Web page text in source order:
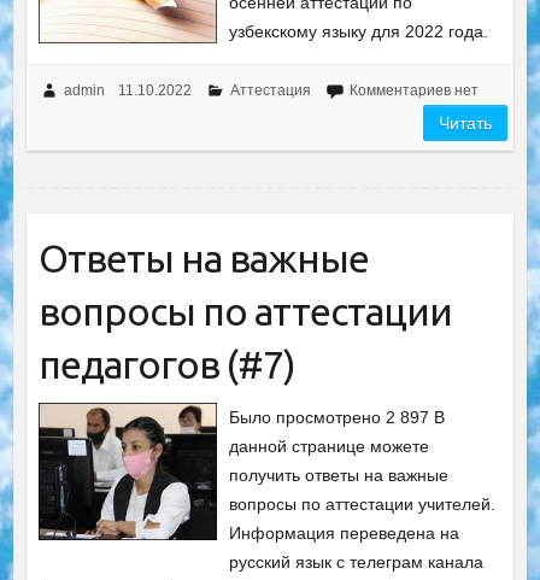
узбекскому языку для 2022 года.
admin 11.10.2022 Аттестация Комментариев нет
Читать
Ответы на важные
вопросы по аттестации
педагогов (#7)
Было просмотрено 2 897 В
данной странице можете
получить ответы на важные
вопросы по аттестации учителей.
Информация переведена на
русский язык с телеграм канала